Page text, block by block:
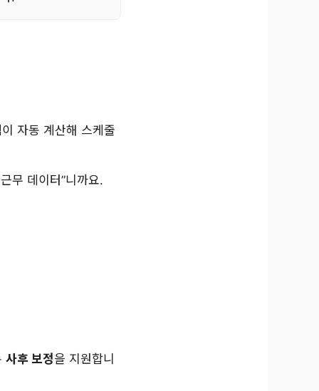
자동 계산해 스케줄
무 데이터”니까요.
사후 보정을 지원합니